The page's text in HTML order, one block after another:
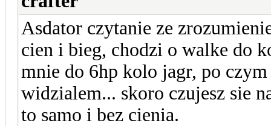
Asdator czytanie ze
cien i bieg, chodzi o walke do
mnie do 6hp kolo jagr, po
widzialem... skoro czujesz sie
to samo i bez cienia.